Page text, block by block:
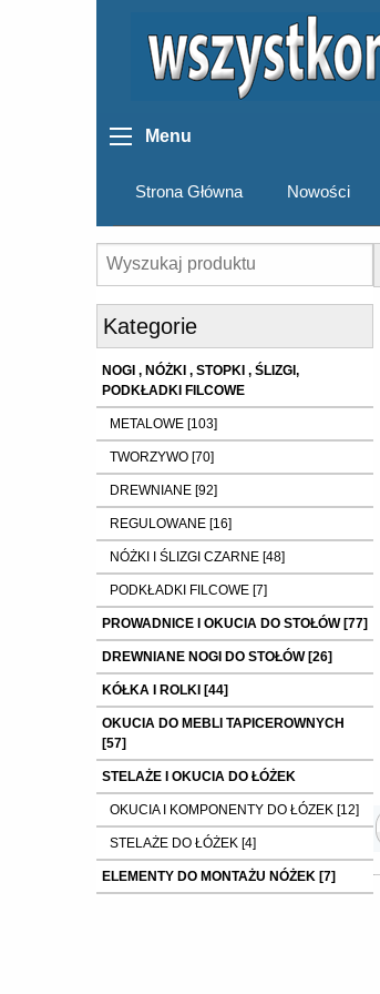
Menu
Strona Główna Nowości
Kategorie
NOGI , NÓŻKI , STOPKI , ŚLIZGI,
PODKŁADKI FILCOWE
METALOWE [103]
TWORZYWO [70]
DREWNIANE [92]
REGULOWANE [16]
NÓŻKI I ŚLIZGI CZARNE [48]
PODKŁADKI FILCOWE [7]
PROWADNICE I OKUCIA DO STOŁÓW [77]
DREWNIANE NOGI DO STOŁÓW [26]
KÓŁKA I ROLKI [44]
OKUCIA DO MEBLI TAPICEROWNYCH
[57]
STELAŻE I OKUCIA DO ŁÓŻEK
OKUCIA I KOMPONENTY DO ŁÓZEK [12]
STELAŻE DO ŁÓŻEK [4]
ELEMENTY DO MONTAŻU NÓŻEK [7]